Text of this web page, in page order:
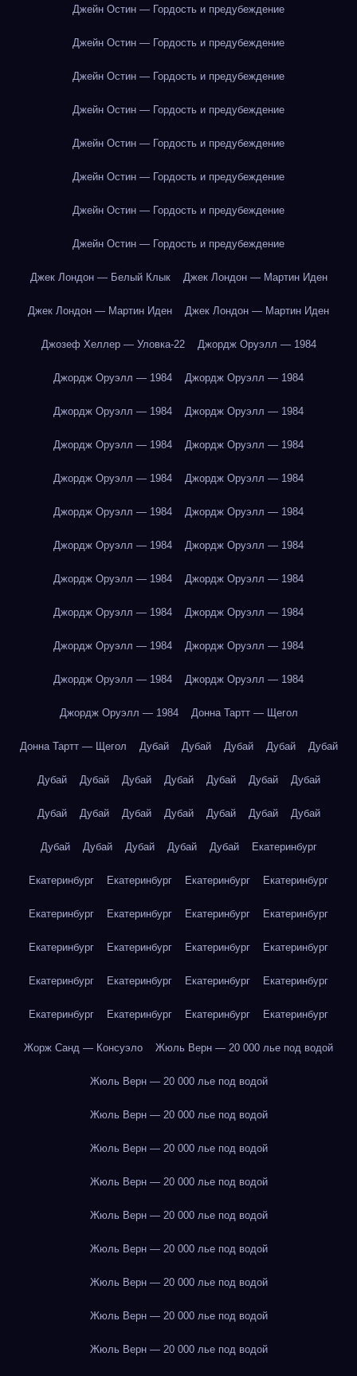
Джейн Остин — Гордость и предубеждение
Джейн Остин — Гордость и предубеждение
Джейн Остин — Гордость и предубеждение
Джейн Остин — Гордость и предубеждение
Джейн Остин — Гордость и предубеждение
Джейн Остин — Гордость и предубеждение
Джейн Остин — Гордость и предубеждение
Джейн Остин — Гордость и предубеждение
Джек Лондон — Белый Клык Джек Лондон — Мартин Иден
Джек Лондон — Мартин Иден Джек Лондон — Мартин Иден
Джозеф Хеллер — Уловка-22 Джордж Оруэлл — 1984
Джордж Оруэлл — 1984 Джордж Оруэлл — 1984
Джордж Оруэлл — 1984 Джордж Оруэлл — 1984
Джордж Оруэлл — 1984 Джордж Оруэлл — 1984
Джордж Оруэлл — 1984 Джордж Оруэлл — 1984
Джордж Оруэлл — 1984 Джордж Оруэлл — 1984
Джордж Оруэлл — 1984 Джордж Оруэлл — 1984
Джордж Оруэлл — 1984 Джордж Оруэлл — 1984
Джордж Оруэлл — 1984 Джордж Оруэлл — 1984
Джордж Оруэлл — 1984 Джордж Оруэлл — 1984
Джордж Оруэлл — 1984 Джордж Оруэлл — 1984
Джордж Оруэлл — 1984 Донна Тартт — Щегол
Донна Тартт — Щегол Дубай Дубай Дубай Дубай Дубай
Дубай Дубай Дубай Дубай Дубай Дубай Дубай
Дубай Дубай Дубай Дубай Дубай Дубай Дубай
Дубай Дубай Дубай Дубай Дубай Екатеринбург
Екатеринбург Екатеринбург Екатеринбург Екатеринбург
Екатеринбург Екатеринбург Екатеринбург Екатеринбург
Екатеринбург Екатеринбург Екатеринбург Екатеринбург
Екатеринбург Екатеринбург Екатеринбург Екатеринбург
Екатеринбург Екатеринбург Екатеринбург Екатеринбург
Жорж Санд — Консуэло Жюль Верн — 20 000 лье под водой
Жюль Верн — 20 000 лье под водой
Жюль Верн — 20 000 лье под водой
Жюль Верн — 20 000 лье под водой
Жюль Верн — 20 000 лье под водой
Жюль Верн — 20 000 лье под водой
Жюль Верн — 20 000 лье под водой
Жюль Верн — 20 000 лье под водой
Жюль Верн — 20 000 лье под водой
Жюль Верн — 20 000 лье под водой